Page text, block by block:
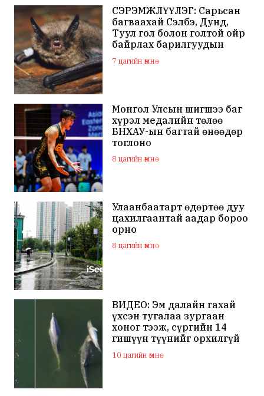
СЭРЭМЖЛҮҮЛЭГ: Сарьсан
багваахай Сэлбэ, Дунд,
Туул гол болон голтой ойр
байрлах барилгуудын
дээвэр зэрэг газарт ихээр
үүрлэж байна
7 цагийн өмнө
Монгол Улсын шигшээ баг
хүрэл медалийн төлөө
БНХАУ-ын багтай өнөөдөр
тоглоно
8 цагийн өмнө
Улаанбаатарт өдөртөө дуу
цахилгаантай аадар бороо
орно
8 цагийн өмнө
ВИДЕО: Эм далайн гахай
үхсэн тугалаа зургаан
хоног тээж, сүргийн 14
гишүүн түүнийг орхилгүй
сэлжээ
10 цагийн өмнө